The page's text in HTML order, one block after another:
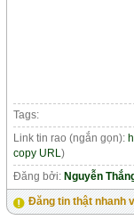
Tags:
Link tin rao (ngắn gọn):
copy URL)
Đăng bởi: Nguyễn
Đăng tin thật nhanh